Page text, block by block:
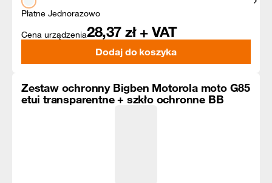
Płatne Jednorazowo
Cena urządzenia28,37 zł + VAT
Dodaj do koszyka
Zestaw ochronny Bigben Motorola moto G85
etui transparentne + szkło ochronne BB